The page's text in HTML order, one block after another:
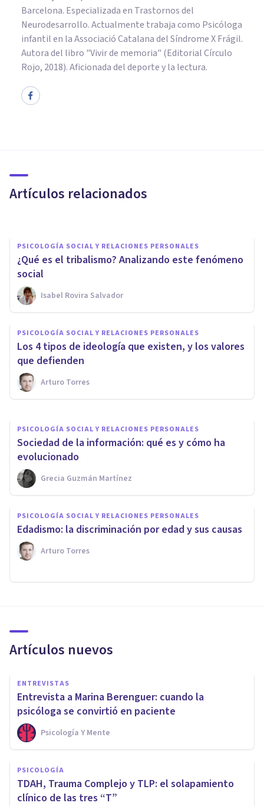
Barcelona. Especializada en Trastornos del
Neurodesarrollo. Actualmente trabaja como Psicóloga
infantil en la Associació Catalana del Síndrome X Frágil.
Autora del libro "Vivir de memoria" (Editorial Círculo
Rojo, 2018). Aficionada del deporte y la lectura.
Artículos relacionados
posmodernidad
PSICOLOGÍA SOCIAL Y RELACIONES PERSONALES
¿Qué es el tribalismo? Analizando este fenómeno
social
Isabel Rovira Salvador
PSICOLOGÍA SOCIAL Y RELACIONES PERSONALES
Los 4 tipos de ideología que existen, y los valores
que defienden
Arturo Torres
Las 6 diferencias entre ser
árabe y ser musulmán
Izzat Haykal
PSICOLOGÍA SOCIAL Y RELACIONES PERSONALES
Sociedad de la información: qué es y cómo ha
evolucionado
Grecia Guzmán Martínez
PSICOLOGÍA SOCIAL Y RELACIONES PERSONALES
Edadismo: la discriminación por edad y sus causas
Arturo Torres
Artículos nuevos
ENTREVISTAS
Entrevista a Marina Berenguer: cuando la
psicóloga se convirtió en paciente
Psicología Y Mente
PSICOLOGÍA
TDAH, Trauma Complejo y TLP: el solapamiento
clínico de las tres “T”